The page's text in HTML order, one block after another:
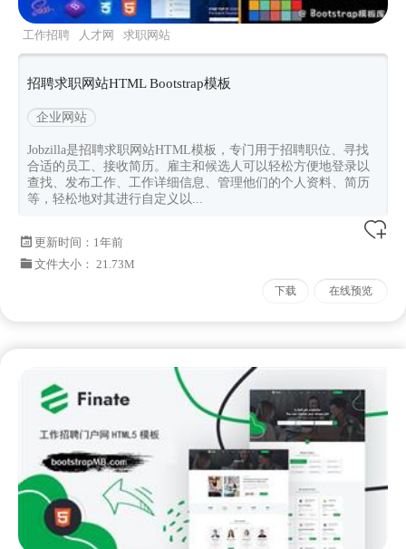
工作招聘 人才网
求职网站
招聘求职网站HTML Bootstrap模板
企业网站
Jobzilla是招聘求职网站HTML模板，专门用于招聘职位、寻找
合适的员工、接收简历。雇主和候选人可以轻松方便地登录以
查找、发布工作、工作详细信息、管理他们的个人资料、简历
等，轻松地对其进行自定义以...
更新时间： 1年前
文件大小： 21.73M
下载 在线预览